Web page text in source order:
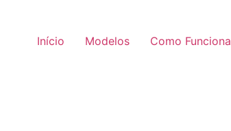
Início Modelos Como Funciona